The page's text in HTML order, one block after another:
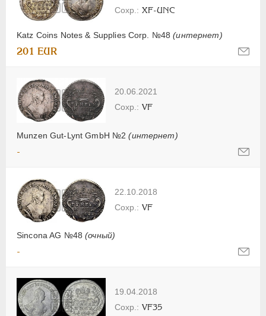
Katz Coins Notes & Supplies Corp. №48(интернет)
XF-UNC
201 EUR
20.06.2021
Munzen Gut-Lynt GmbH №2(интернет)
VF
-
22.10.2018
Sincona AG №48(очный)
VF
-
19.04.2018
VF35